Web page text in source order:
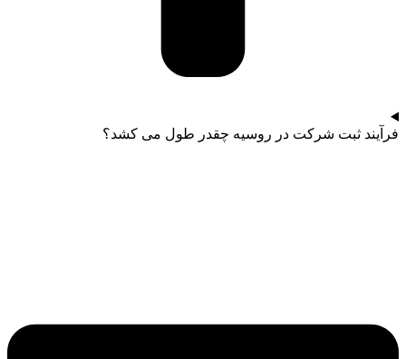
فرآیند ثبت شرکت در روسیه چقدر طول می ‌کشد؟